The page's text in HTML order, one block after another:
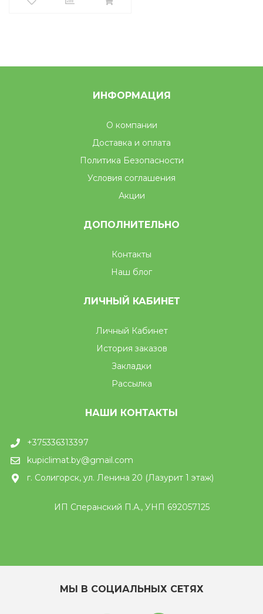
ИНФОРМАЦИЯ
О компании
Доставка и оплата
Политика Безопасности
Условия соглашения
Акции
ДОПОЛНИТЕЛЬНО
Контакты
Наш блог
ЛИЧНЫЙ КАБИНЕТ
Личный Кабинет
История заказов
Закладки
Рассылка
НАШИ КОНТАКТЫ
+375336313397
kupiclimat.by@gmail.com
г. Солигорск, ул. Ленина 20 (Лазурит 1 этаж)
ИП Сперанский П.А., УНП 692057125
МЫ В СОЦИАЛЬНЫХ СЕТЯХ